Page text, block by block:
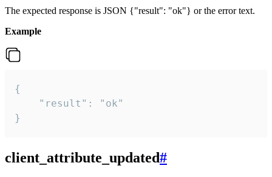
The expected response is JSON {"result": "ok"} or the error text.
Example
{
    "result": "ok"
}
client_attribute_updated#